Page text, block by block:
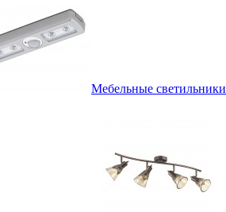
Мебельные светильники